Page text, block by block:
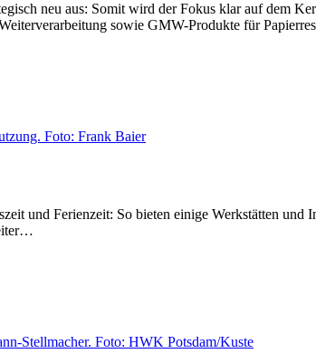
neu aus: Somit wird der Fokus klar auf dem
sowie GMW-Produkte für
und Ferienzeit: So bieten einige Werkstätten